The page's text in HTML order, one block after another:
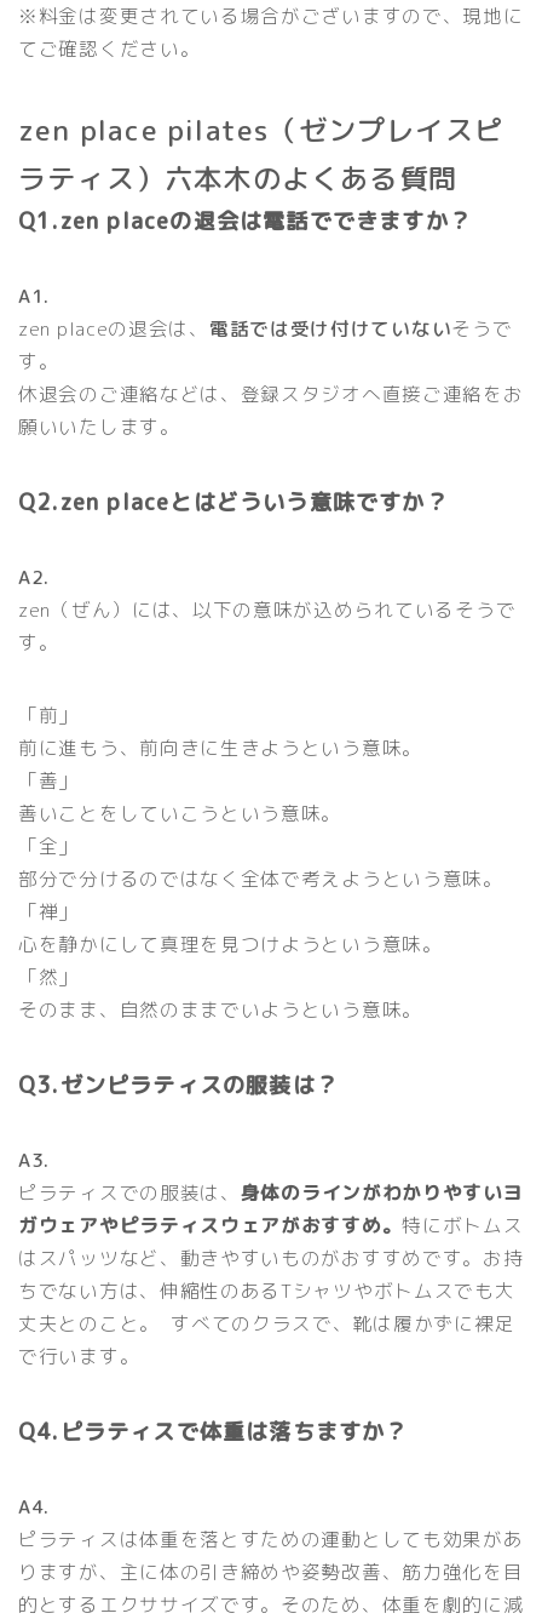
※料金は変更されている場合がございますので、現地に
てご確認ください。
zen place pilates（ゼンプレイスピ
ラティス）六本木のよくある質問
Q1.zen placeの退会は電話でできますか？
A1.
zen placeの退会は、 電話では受け付けていないそうで
す。
休退会のご連絡などは、登録スタジオへ直接ご連絡をお
願いいたします。
Q2.zen placeとはどういう意味ですか？
A2.
zen（ぜん）には、以下の意味が込められているそうで
す。
「前」
前に進もう、前向きに生きようという意味。
「善」
善いことをしていこうという意味。
「全」
部分で分けるのではなく全体で考えようという意味。
「禅」
心を静かにして真理を見つけようという意味。
「然」
そのまま、自然のままでいようという意味。
Q3.ゼンピラティスの服装は？
A3.
ピラティスでの服装は、 身体のラインがわかりやすいヨ
ガウェアやピラティスウェアがおすすめ。特にボトムス
はスパッツなど、動きやすいものがおすすめです。お持
ちでない方は、伸縮性のあるTシャツやボトムスでも大
丈夫とのこと。 すべてのクラスで、靴は履かずに裸足
で行います。
Q4.ピラティスで体重は落ちますか？
A4.
ピラティスは体重を落とすための運動としても効果があ
りますが、主に体の引き締めや姿勢改善、筋力強化を目
的とするエクササイズです。そのため、体重を劇的に減